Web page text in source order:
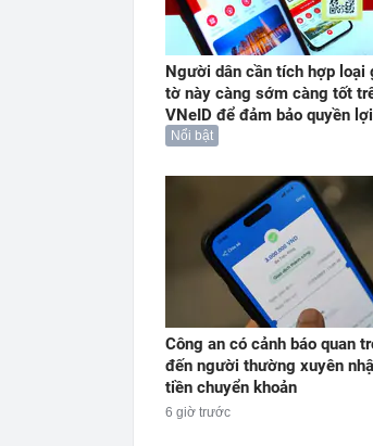
Người dân cần tích hợp loại
tờ này càng sớm càng tốt
VNeID để đảm bảo quyền lợi
Nổi bật
Công an có cảnh báo quan
đến người thường xuyên
tiền chuyển khoản
6 giờ trước